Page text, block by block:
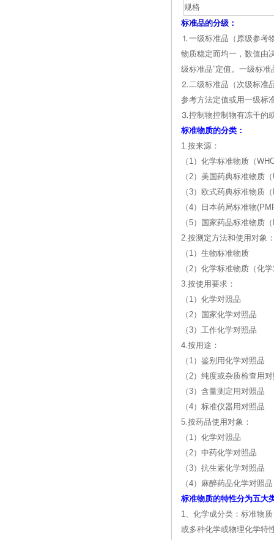
规格
标准品的分级：
⒈一级标准品（原级参考
物质稳定而均一，数值由
级标准品”定值。一级标
⒉二级标准品（次级标准
参考方法定值或用一级标
⒊控制物控制物有冻干的
标准物质的分类：
1.按来源：
（1）化学标准物质（
（2）美国药典标准物质
（3）欧式药典标准物质
（4）日本药局标准物
（5）国家药品标准物质
2.按测定方法和使用对象
（1）生物标准物质
（2）化学标准物质（化
3.按使用要求：
（1）化学对照品
（2）国家化学对照品
（3）工作化学对照品
4.按用途：
（1）鉴别用化学对照品
（2）纯度或杂质检查用
（3）含量测定用对照品
（4）标准仪器用对照品
5.按药品使用对象：
（1）化学对照品
（2）中药化学对照品
（3）抗生素化学对照品
（4）麻醉药品化学对照品
标准物质的特性分为五大
1、化学成分类：标准物
或多种化学或物理化学特